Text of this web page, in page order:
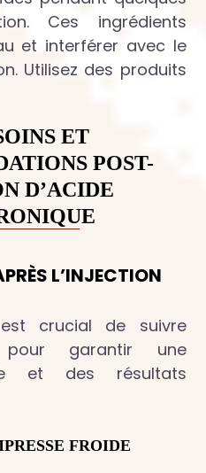
Ces ingrédients
et interférer avec le
Utilisez des produits
ET
POST-
D’ACIDE
L’INJECTION
crucial de suivre
pour garantir une
et des résultats
FROIDE